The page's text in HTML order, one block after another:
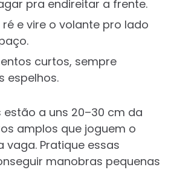
pra endireitar a frente.
e vire o volante pro lado
curtos, sempre
espelhos.
estão a uns 20–30 cm da
amplos que joguem o
Pratique essas
manobras pequenas